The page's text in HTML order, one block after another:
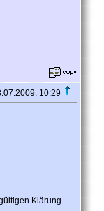
10:29
Klärung